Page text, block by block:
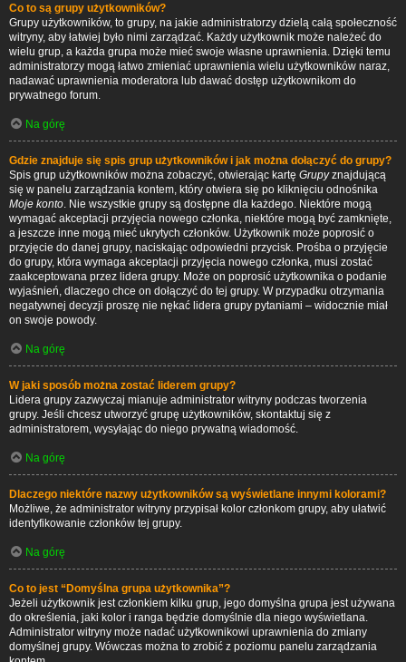
Co to są grupy użytkowników?
Grupy użytkowników, to grupy, na jakie administratorzy dzielą całą społeczność
witryny, aby łatwiej było nimi zarządzać. Każdy użytkownik może należeć do
wielu grup, a każda grupa może mieć swoje własne uprawnienia. Dzięki temu
administratorzy mogą łatwo zmieniać uprawnienia wielu użytkowników naraz,
nadawać uprawnienia moderatora lub dawać dostęp użytkownikom do
prywatnego forum.
Na górę
Gdzie znajduje się spis grup użytkowników i jak można dołączyć do grupy?
Spis grup użytkowników można zobaczyć, otwierając kartę Grupyznajdującą
się w panelu zarządzania kontem, który otwiera się po kliknięciu odnośnika
Moje konto. Nie wszystkie grupy są dostępne dla każdego. Niektóre mogą
wymagać akceptacji przyjęcia nowego członka, niektóre mogą być zamknięte,
a jeszcze inne mogą mieć ukrytych członków. Użytkownik może poprosić o
przyjęcie do danej grupy, naciskając odpowiedni przycisk. Prośba o przyjęcie
do grupy, która wymaga akceptacji przyjęcia nowego członka, musi zostać
zaakceptowana przez lidera grupy. Może on poprosić użytkownika o podanie
wyjaśnień, dlaczego chce on dołączyć do tej grupy. W przypadku otrzymania
negatywnej decyzji proszę nie nękać lidera grupy pytaniami – widocznie miał
on swoje powody.
Na górę
W jaki sposób można zostać liderem grupy?
Lidera grupy zazwyczaj mianuje administrator witryny podczas tworzenia
grupy. Jeśli chcesz utworzyć grupę użytkowników, skontaktuj się z
administratorem, wysyłając do niego prywatną wiadomość.
Na górę
Dlaczego niektóre nazwy użytkowników są wyświetlane innymi kolorami?
Możliwe, że administrator witryny przypisał kolor członkom grupy, aby ułatwić
identyfikowanie członków tej grupy.
Na górę
Co to jest “Domyślna grupa użytkownika”?
Jeżeli użytkownik jest członkiem kilku grup, jego domyślna grupa jest używana
do określenia, jaki kolor i ranga będzie domyślnie dla niego wyświetlana.
Administrator witryny może nadać użytkownikowi uprawnienia do zmiany
domyślnej grupy. Wówczas można to zrobić z poziomu panelu zarządzania